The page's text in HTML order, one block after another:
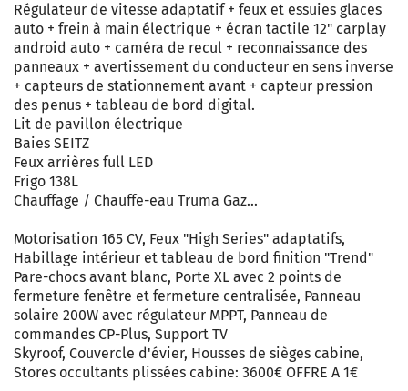
Régulateur de vitesse adaptatif + feux et essuies glaces
auto + frein à main électrique + écran tactile 12" carplay
android auto + caméra de recul + reconnaissance des
panneaux + avertissement du conducteur en sens inverse
+ capteurs de stationnement avant + capteur pression
des penus + tableau de bord digital.
Lit de pavillon électrique
Baies SEITZ
Feux arrières full LED
Frigo 138L
Chauffage / Chauffe-eau Truma Gaz...
Motorisation 165 CV, Feux "High Series" adaptatifs,
Habillage intérieur et tableau de bord finition "Trend"
Pare-chocs avant blanc, Porte XL avec 2 points de
fermeture fenêtre et fermeture centralisée, Panneau
solaire 200W avec régulateur MPPT, Panneau de
commandes CP-Plus, Support TV
Skyroof, Couvercle d'évier, Housses de sièges cabine,
Stores occultants plissées cabine: 3600€ OFFRE A 1€